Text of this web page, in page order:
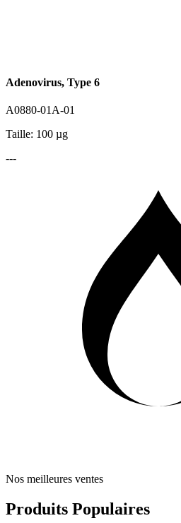
Adenovirus, Type 6
A0880-01A-01
Taille: 100 µg
---
Nos meilleures ventes
Produits Populaires